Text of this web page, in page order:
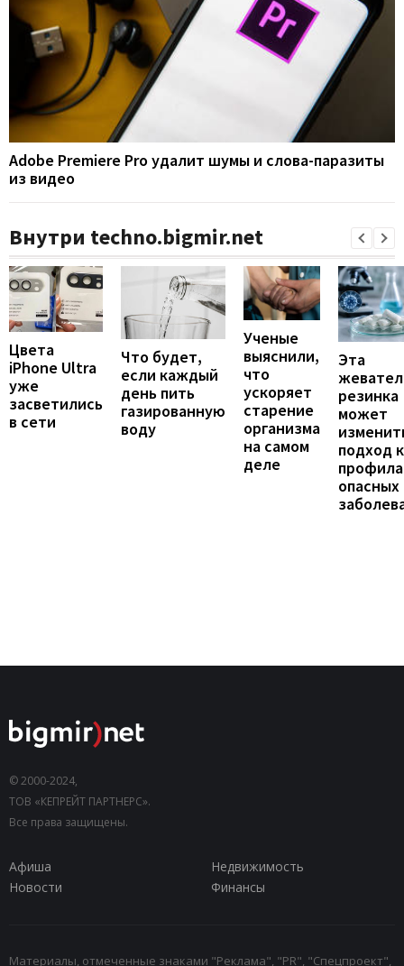
Adobe Premiere Pro удалит шумы и слова-паразиты
из видео
Внутри techno.bigmir.net
Цвета
iPhone Ultra
уже
засветились
в сети
Что будет,
если каждый
день пить
газированную
воду
Ученые
выяснили,
что
ускоряет
старение
организма
на самом
деле
Эта
резинка
может
подход к
опасных
© 2000-2024,
ТОВ «КЕПРЕЙТ ПАРТНЕРС».
Все права защищены.
Афиша
Недвижимость
Новости
Финансы
Материалы, отмеченные знаками "Реклама", "PR", "Спецпроект",